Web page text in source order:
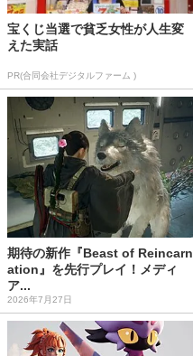
宝くじ当選で貧乏女性が人生変
えた実話
PR(合同会社デジタルファーム )
期待の新作『Beast of Reincarn
ation』を先行プレイ！メディ
ア...
2026年7月27日